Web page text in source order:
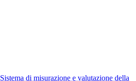
Sistema di misurazione e valutazione della